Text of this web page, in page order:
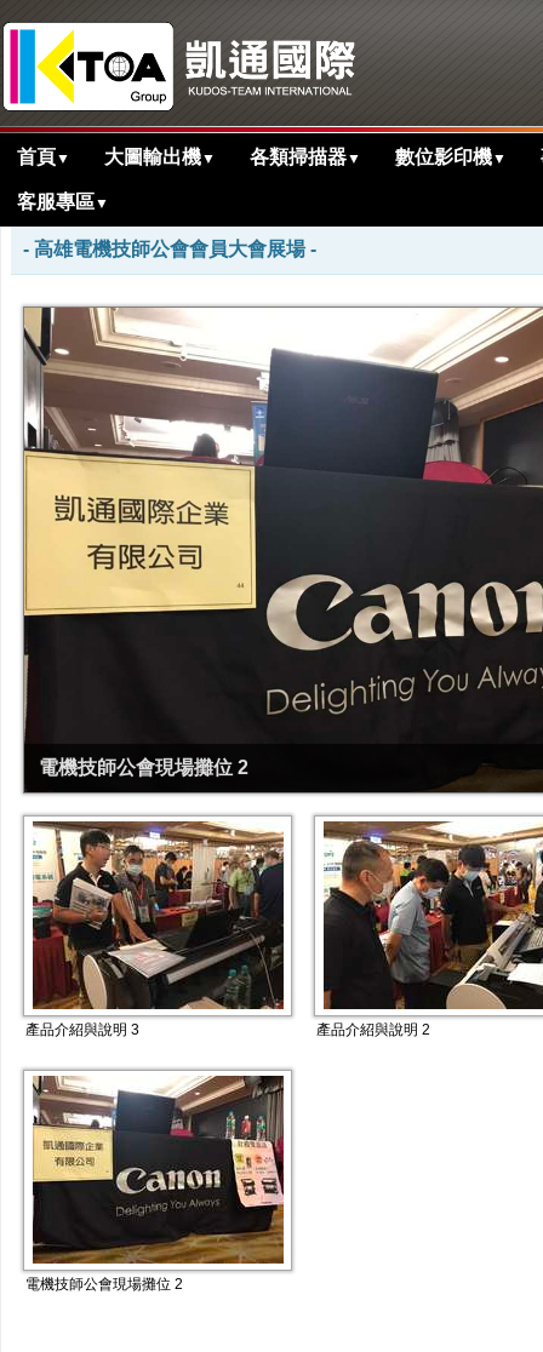
首頁▼ 大圖輸出機▼ 各類掃描器▼ 數位影印機▼
客服專區▼
首頁 > 活動花絮剪影
- 高雄電機技師公會會員大會展場 -
電機技師公會現場攤位 2
電機技師公會現場攤位特寫
產品介紹與說明 3 產品介紹與說明 2
電機技師公會現場攤位 2